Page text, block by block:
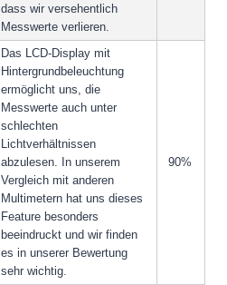
dass wir versehentlich
Messwerte verlieren.
Das LCD-Display mit
Hintergrundbeleuchtung
ermöglicht uns, die
Messwerte auch unter
schlechten
Lichtverhältnissen
abzulesen. In unserem
Vergleich mit anderen
Multimetern hat uns dieses
Feature besonders
beeindruckt und wir finden
es in unserer Bewertung
sehr wichtig.
90%